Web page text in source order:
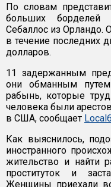
По словам
больших борделей
Себаллос из Орландо.
в течение последних
долларов.
11 задержанным
они обманным
рабынь, которые
человека были
в США, сообщает Local6
Как выяснилось,
иностранного
жительство и найти
проституток и
Женщины приехали